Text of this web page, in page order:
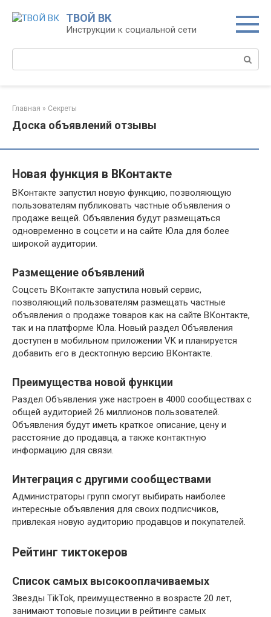
ТВОЙ ВК
Инструкции к социальной сети
Главная » Секреты
Доска объявлений отзывы
Новая функция в ВКонтакте
ВКонтакте запустил новую функцию, позволяющую
пользователям публиковать частные объявления о
продаже вещей. Объявления будут размещаться
одновременно в соцсети и на сайте Юла для более
широкой аудитории.
Размещение объявлений
Соцсеть ВКонтакте запустила новый сервис,
позволяющий пользователям размещать частные
объявления о продаже товаров как на сайте ВКонтакте,
так и на платформе Юла. Новый раздел Объявления
доступен в мобильном приложении VK и планируется
добавить его в десктопную версию ВКонтакте.
Преимущества новой функции
Раздел Объявления уже настроен в 4000 сообществах с
общей аудиторией 26 миллионов пользователей.
Объявления будут иметь краткое описание, цену и
расстояние до продавца, а также контактную
информацию для связи.
Интеграция с другими сообществами
Администраторы групп смогут выбирать наиболее
интересные объявления для своих подписчиков,
привлекая новую аудиторию продавцов и покупателей.
Рейтинг тиктокеров
Список самых высокооплачиваемых
Звезды TikTok, преимущественно в возрасте 20 лет,
занимают топовые позиции в рейтинге самых